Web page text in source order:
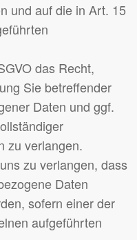
und auf die in Art. 15
das Recht,
Sie betreffender
Daten und ggf.
zu verlangen.
zu verlangen, dass
Daten
sofern einer der
aufgeführten